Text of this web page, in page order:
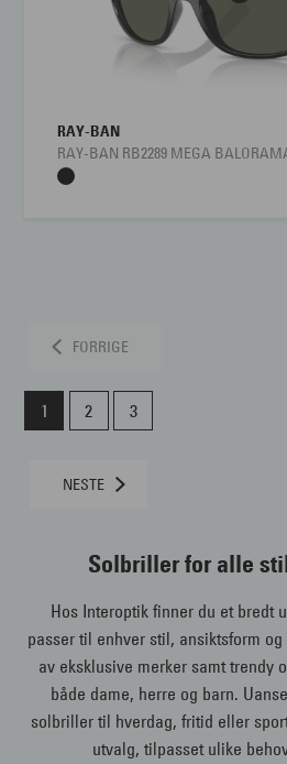
RAY-BAN
RAY-BAN RB2289 MEGA
FORRIGE
1 2 3
NESTE
Solbriller for alle
Hos Interoptik finner du et bredt
passer til enhver stil, ansiktsform
av eksklusive merker samt trendy
både dame, herre og barn.
solbriller til hverdag, fritid eller
utvalg, tilpasset ulike